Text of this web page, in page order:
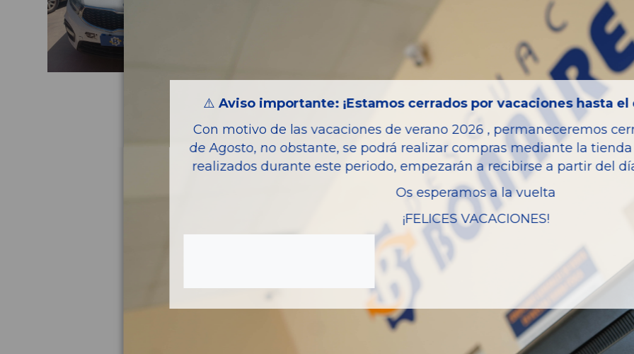
Año fabricación
Código motor
Bastidor
Color
Combustible
Versión
Potencia
Ref.Marca
Modelo
⚠️ Aviso importante: ¡Estamos cerrados por vacaciones hasta el
Con motivo de las vacaciones de verano 2026 , permaneceremos
de Agosto, no obstante, se podrá realizar compras mediante la
realizados durante este periodo, empezarán a recibirse a partir del
Os esperamos a la vuelta
¡FELICES VACACIONES!